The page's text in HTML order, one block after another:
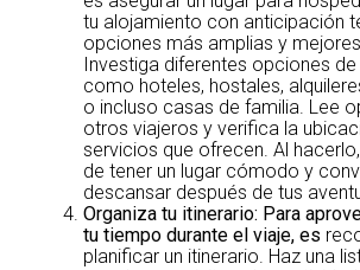
tu alojamiento con anticipación
opciones más amplias y
Investiga diferentes opciones
como hoteles, hostales,
o incluso casas de familia. Lee
otros viajeros y verifica la
servicios que ofrecen. Al
de tener un lugar cómodo y
descansar después de tus
Organiza tu itinerario: Para
tu tiempo durante el viaje, es
planificar un itinerario. Haz una